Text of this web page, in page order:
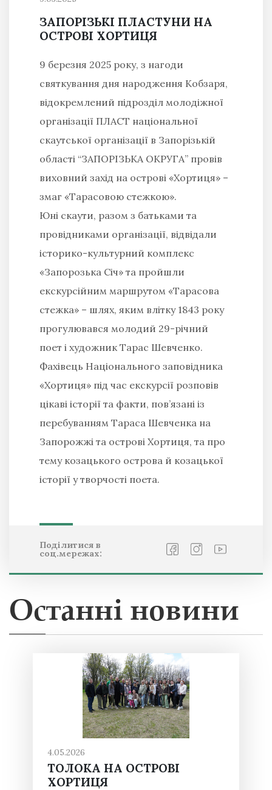
ЗАПОРІЗЬКІ ПЛАСТУНИ НА
ОСТРОВІ ХОРТИЦЯ
9 березня 2025 року, з нагоди
святкування дня народження Кобзаря,
відокремлений підрозділ молодіжної
організації ПЛАСТ національної
скаутської організації в Запорізькій
області “ЗАПОРІЗЬКА ОКРУГА” провів
виховний захід на острові «Хортиця» –
змаг «Тарасовою стежкою».
Юні скаути, разом з батьками та
провідниками організації, відвідали
історико-культурний комплекс
«Запорозька Січ» та пройшли
екскурсійним маршрутом «Тарасова
стежка» – шлях, яким влітку 1843 року
прогулювався молодий 29-річний
поет і художник Тарас Шевченко.
Фахівець Національного заповідника
«Хортиця» під час екскурсії розповів
цікаві історії та факти, пов’язані із
перебуванням Тараса Шевченка на
Запорожжі та острові Хортиця, та про
тему козацького острова й козацької
історії у творчості поета.
Поділитися в
соц.мережах:
Останні новини
4.05.2026
ТОЛОКА НА ОСТРОВІ
ХОРТИЦЯ